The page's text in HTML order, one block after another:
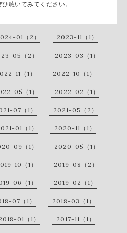
ひ聴いてみてください。
01（2） 2023-11（1）
05（2） 2023-03（1）
11（1） 2022-10（1）
05（1） 2022-02（1）
07（1） 2021-05（2）
01（1） 2020-11（1）
09（1） 2020-05（1）
10（1） 2019-08（2）
06（1） 2019-02（1）
07（1） 2018-03（1）
01（1） 2017-11（1）